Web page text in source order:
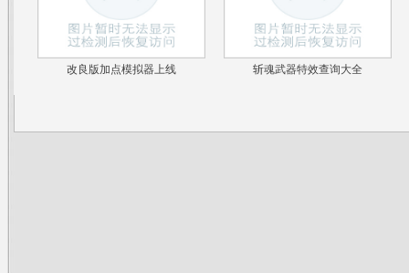
改良版加点模拟器上线 斩魂武器特效查询大全